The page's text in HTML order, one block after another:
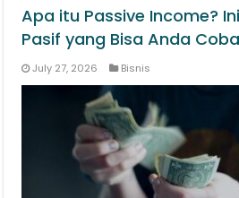
Apa itu Passive Income?
Pasif yang Bisa Anda Coba
July 27, 2026 Bisnis